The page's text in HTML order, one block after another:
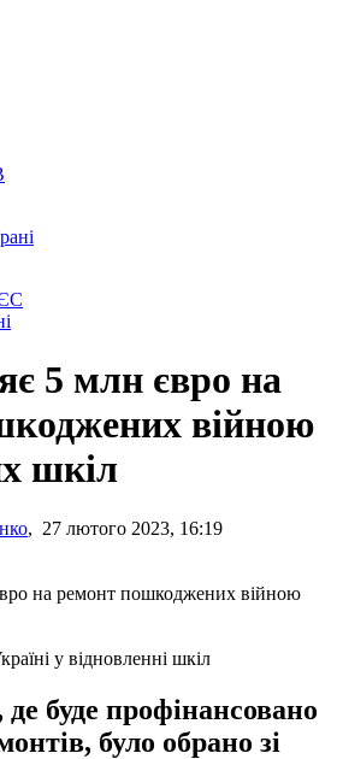
5 млн євро на
війною
шкіл
, 27 лютого 2023, 16:19
у відновленні шкіл
буде профінансовано
було обрано зі